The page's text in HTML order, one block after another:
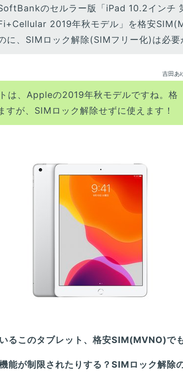
のセルラー版「iPad 10.2インチ
2019年秋モデル」を格安
に、SIMロック解除(SIMフリー化)は必要
吉田あ
は、Appleの2019年秋モデルですね。格
すが、SIMロック解除せずに使えます！
いるこのタブレット、格安SIM(MVNO)で
能が制限されたりする？SIMロック解除